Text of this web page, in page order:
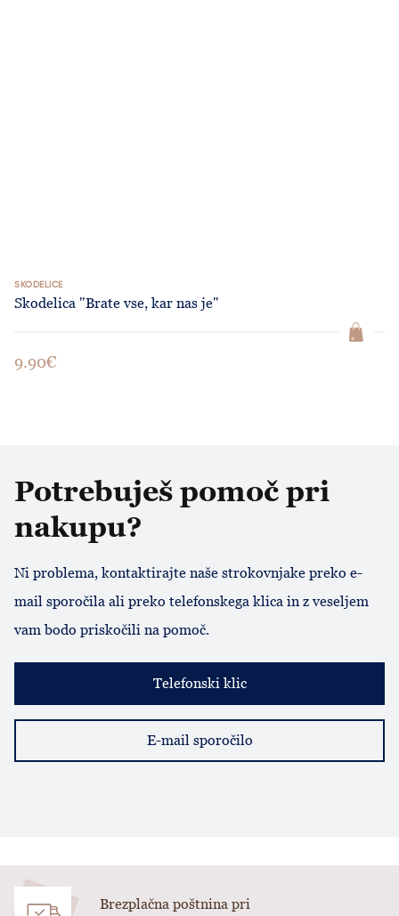
SKODELICE
Skodelica "Brate vse, kar nas je"
9.90€
Potrebuješ pomoč pri
nakupu?
Ni problema, kontaktirajte naše strokovnjake preko e-
mail sporočila ali preko telefonskega klica in z veseljem
vam bodo priskočili na pomoč.
Telefonski klic
E-mail sporočilo
Brezplačna poštnina pri